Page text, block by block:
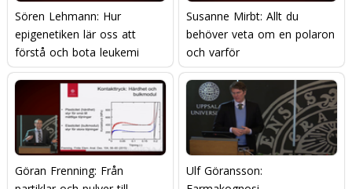
Sören Lehmann: Hur
epigenetiken lär oss att
förstå och bota leukemi
Susanne Mirbt: Allt du
behöver veta om en polaron
och varför
Göran Frenning: Från
Ulf Göransson: